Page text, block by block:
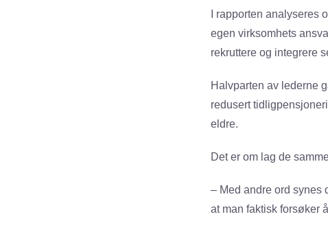
I rapporten analyseres
egen virksomhets
rekruttere og integrere
Halvparten av lederne
redusert
eldre.
Det er om lag de
– Med andre ord synes
at man faktisk forsøker